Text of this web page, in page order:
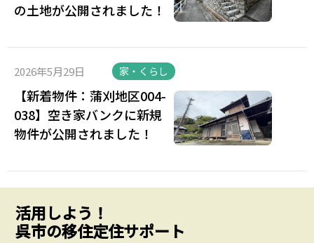
の土地が公開されました！
2026年5月29日 家・くらし
【新着物件：蒲刈地区004-
038】空き家バンクに新規
物件が公開されました！
活用しよう！
呉市の移住定住サポート